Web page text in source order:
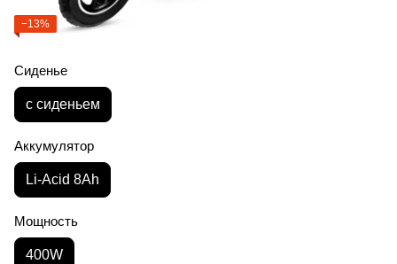
−13%
Сиденье
с сиденьем
Аккумулятор
Li-Acid 8Ah
Мощность
400W